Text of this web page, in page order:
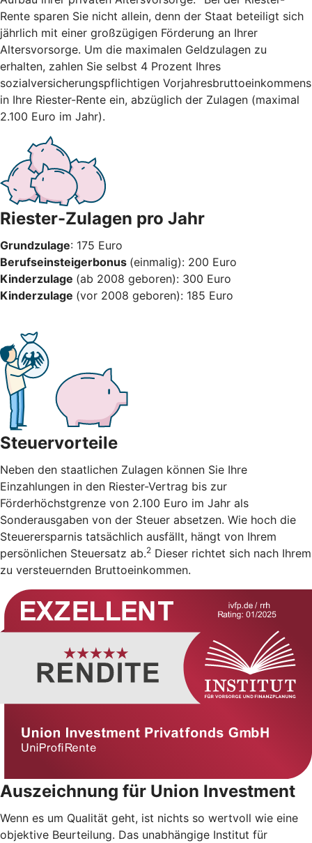
Rente sparen Sie nicht allein, denn der Staat beteiligt sich
jährlich mit einer großzügigen Förderung an Ihrer
Altersvorsorge. Um die maximalen Geldzulagen zu
erhalten, zahlen Sie selbst 4 Prozent Ihres
sozialversicherungspflichtigen Vorjahresbruttoeinkommens
in Ihre Riester-Rente ein, abzüglich der Zulagen (maximal
2.100 Euro im Jahr).
Riester-Zulagen pro Jahr
Grundzulage: 175 Euro
Berufseinsteigerbonus (einmalig): 200 Euro
Kinderzulage (ab 2008 geboren): 300 Euro
Kinderzulage (vor 2008 geboren): 185 Euro
Steuervorteile
Neben den staatlichen Zulagen können Sie Ihre
Einzahlungen in den Riester-Vertrag bis zur
Förderhöchstgrenze von 2.100 Euro im Jahr als
Sonderausgaben von der Steuer absetzen. Wie hoch die
Steuerersparnis tatsächlich ausfällt, hängt von Ihrem
persönlichen Steuersatz ab.2 Dieser richtet sich nach Ihrem
zu versteuernden Bruttoeinkommen.
Auszeichnung für Union Investment
Wenn es um Qualität geht, ist nichts so wertvoll wie eine
objektive Beurteilung. Das unabhängige Institut für